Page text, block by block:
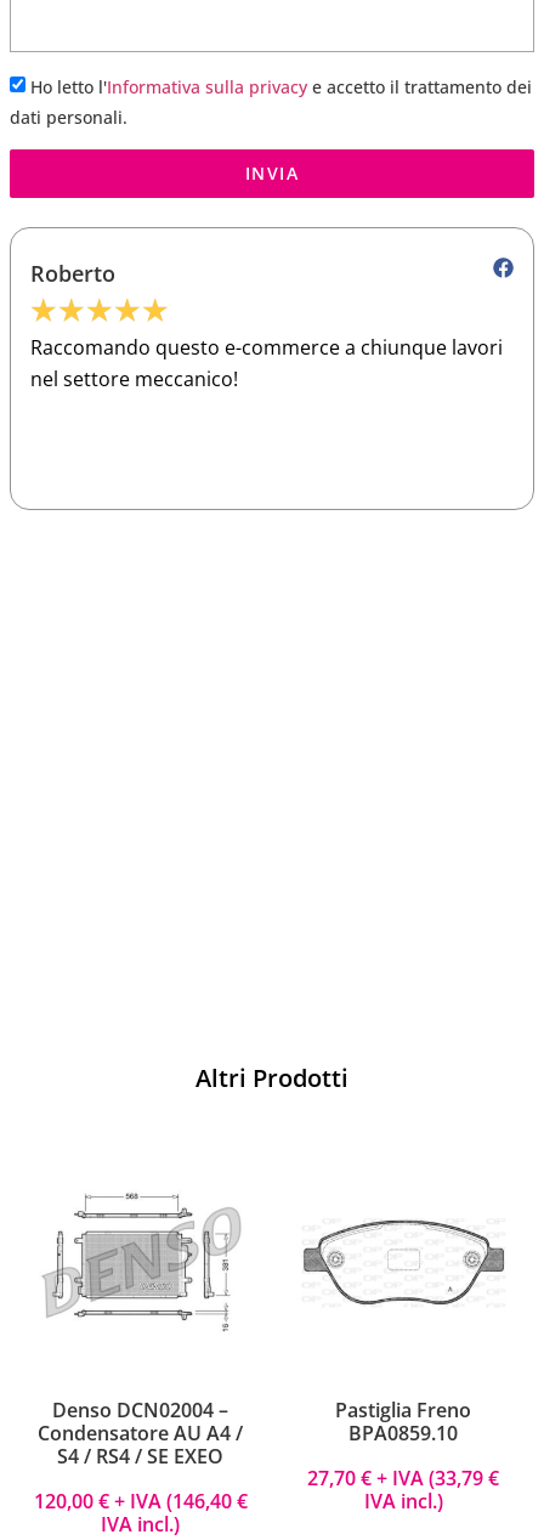
Ho letto l'Informativa sulla privacy e accetto il trattamento dei
dati personali.
INVIA
Roberto
★★★★★
Raccomando questo e-commerce a chiunque lavori
nel settore meccanico!
Altri Prodotti
Denso DCN02004 –
Condensatore AU A4 /
S4 / RS4 / SE EXEO
120,00€+ IVA (146,40€
IVA incl.)
Pastiglia Freno
BPA0859.10
27,70€+ IVA (33,79€
IVA incl.)